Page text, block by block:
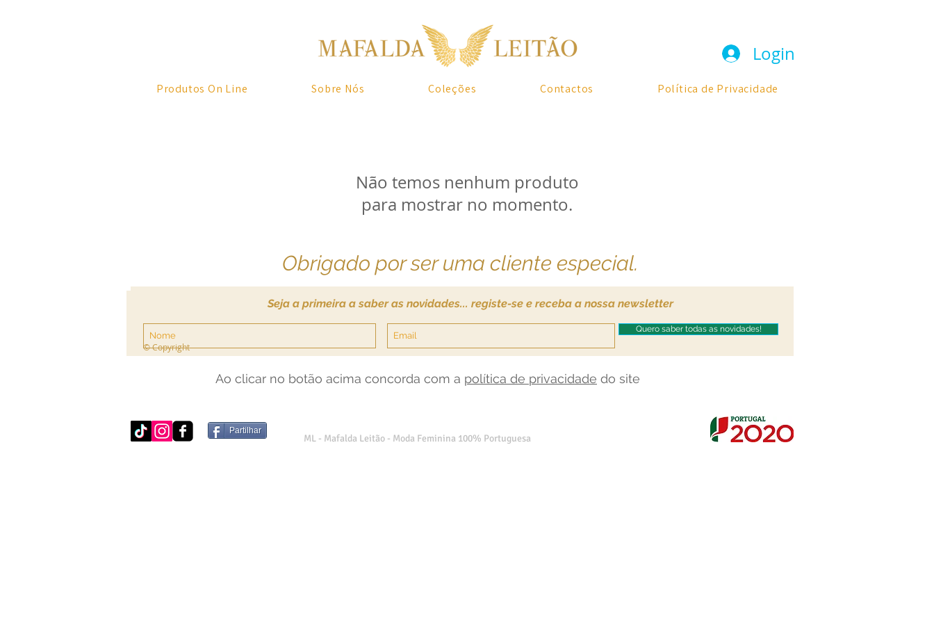
Login
Produtos On Line Sobre Nós Coleções Contactos Política de Privacidade
Não temos nenhum produto
para mostrar no momento.
Obrigado por ser uma cliente especial.
Seja a primeira a saber as novidades... registe-se e receba a nossa newsletter
Quero saber todas as novidades!
© Copyright
Ao clicar no botão acima concorda com a política de privacidade do site
Partilhar
ML - Mafalda Leitão - Moda Feminina 100% Portuguesa